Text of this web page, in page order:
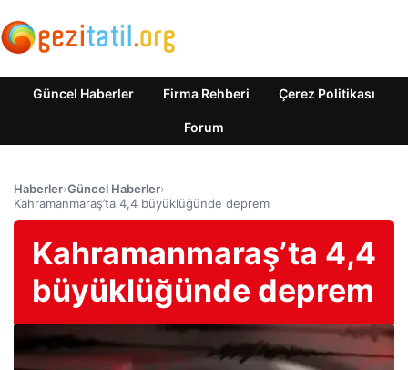
Güncel Haberler Firma Rehberi Çerez Politikası
Forum
Haberler›Güncel Haberler›
Kahramanmaraş’ta 4,4 büyüklüğünde deprem
Kahramanmaraş’ta 4,4
büyüklüğünde deprem